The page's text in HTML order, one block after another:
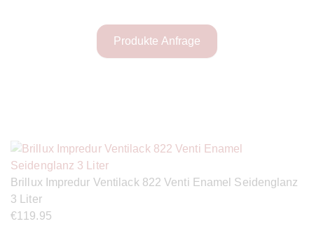
Produkte Anfrage
Brillux Impredur Ventilack 822 Venti Enamel Seidenglanz
3 Liter
€119.95